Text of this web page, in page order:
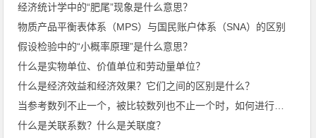
经济统计学中的“肥尾”现象是什么意思？
物质产品平衡表体系（MPS）与国民账户体系（SNA）的区别
假设检验中的“小概率原理”是什么意思？
什么是实物单位、价值单位和劳动量单位？
什么是经济效益和经济效果？它们之间的区别是什么？
什么是关联系数？什么是关联度？